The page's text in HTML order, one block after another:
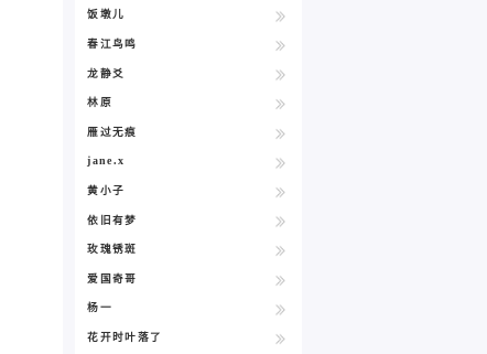
饭墩儿
春江鸟鸣
龙静爻
林原
雁过无痕
jane.x
黄小子
依旧有梦
玫瑰锈斑
爱国奇哥
杨一
花开时叶落了